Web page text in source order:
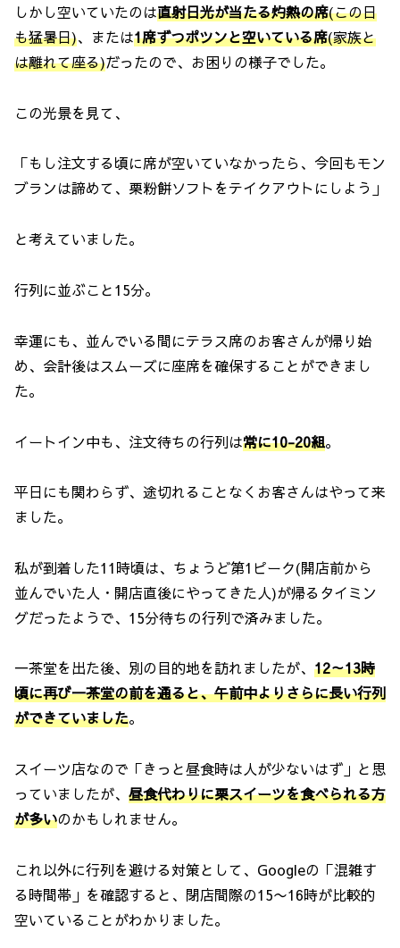
しかし空いていたのは直射日光が当たる灼熱の席(この日
も猛暑日)、または1席ずつポツンと空いている席(家族と
は離れて座る)だったので、お困りの様子でした。
この光景を見て、
「もし注文する頃に席が空いていなかったら、今回もモン
ブランは諦めて、栗粉餅ソフトをテイクアウトにしよう」
と考えていました。
行列に並ぶこと15分。
幸運にも、並んでいる間にテラス席のお客さんが帰り始
め、会計後はスムーズに座席を確保することができまし
た。
イートイン中も、注文待ちの行列は常に10-20組。
平日にも関わらず、途切れることなくお客さんはやって来
ました。
私が到着した11時頃は、ちょうど第1ピーク(開店前から
並んでいた人・開店直後にやってきた人)が帰るタイミン
グだったようで、15分待ちの行列で済みました。
一茶堂を出た後、別の目的地を訪れましたが、 12～13時
頃に再び一茶堂の前を通ると、午前中よりさらに長い行列
ができていました。
スイーツ店なので「きっと昼食時は人が少ないはず」と思
っていましたが、 昼食代わりに栗スイーツを食べられる方
が多いのかもしれません。
これ以外に行列を避ける対策として、Googleの「混雑す
る時間帯」を確認すると、閉店間際の15〜16時が比較的
空いていることがわかりました。